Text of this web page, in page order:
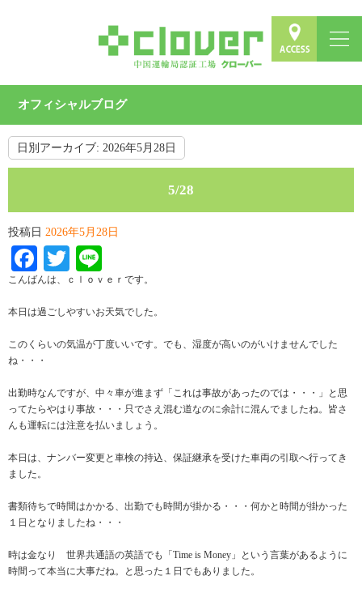
オフィシャルブログ
日別アーカイブ: 2026年5月28日
5/28
投稿日 2026年5月28日
Facebook
Twitter
こんばんは、ｃｌｏｖｅｒです。
本日は過ごしやすいお天気でした。
このくらいの気温が丁度いいです。でも、湿度が高いのがいけませんでした
ね・・・
出勤時なんですが、中々車が進まず「これは事故があったのでは・・・」と思
ってたらやはり事故・・・只でさえ混む道なのに余計に混んでましたね。皆さ
んも運転には注意を払いましょう。
本日は、ナンバー変更と車検の持込、保証継承を受けた車両の引取へ行ってき
ました。
書類待ちで時間はかかる、出勤でも時間が掛かる・・・何かと時間が掛かった
１日となりましたね・・・
時は金なり 世界共通語の英語でも「Time is Money」という言葉があるように
時間って本当に大事だね。と思った１日でもありました。